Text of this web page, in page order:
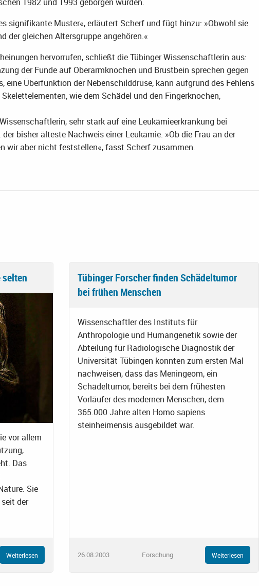
signifikante Muster«, erläutert Scherf und fügt hinzu: »Obwohl sie
der gleichen Altersgruppe angehören.«
hervorrufen, schließt die Tübinger Wissenschaftlerin aus:
der Funde auf Oberarmknochen und Brustbein sprechen gegen
eine Überfunktion der Nebenschilddrüse, kann aufgrund des Fehlens
wie dem Schädel und den Fingerknochen,
sehr stark auf eine Leukämieerkrankung bei
bisher älteste Nachweis einer Leukämie. »Ob die Frau an der
wir aber nicht feststellen«, fasst Scherf zusammen.
selten
vor allem
Das
Sie
der
Weiterlesen
Tübinger Forscher finden Schädeltumor
bei frühen Menschen
Wissenschaftler des Instituts für
Anthropologie und Humangenetik sowie der
Abteilung für Radiologische Diagnostik der
Universität Tübingen konnten zum ersten Mal
nachweisen, dass das Meningeom, ein
Schädeltumor, bereits bei dem frühesten
Vorläufer des modernen Menschen, dem
365.000 Jahre alten Homo sapiens
steinheimensis ausgebildet war.
26.08.2003 Forschung Weiterlesen